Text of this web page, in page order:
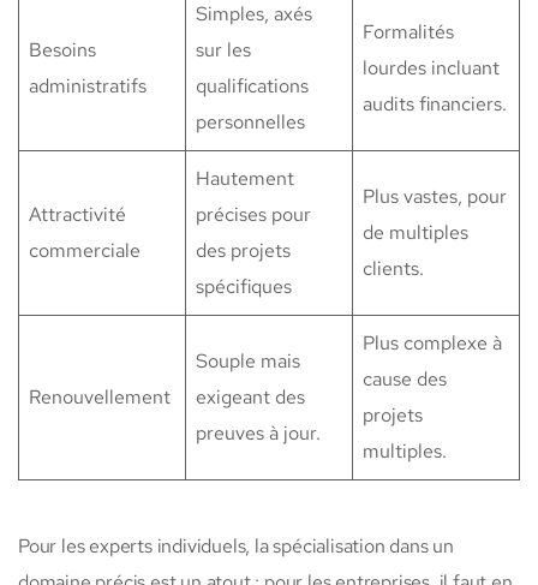
Besoins
administratifs
Simples, axés
sur les
qualifications
personnelles
Formalités
lourdes incluant
audits financiers.
Attractivité
commerciale
Hautement
précises pour
des projets
spécifiques
Plus vastes, pour
de multiples
clients.
Renouvellement
Souple mais
exigeant des
preuves à jour.
Plus complexe à
cause des
projets
multiples.
Pour les experts individuels, la spécialisation dans un